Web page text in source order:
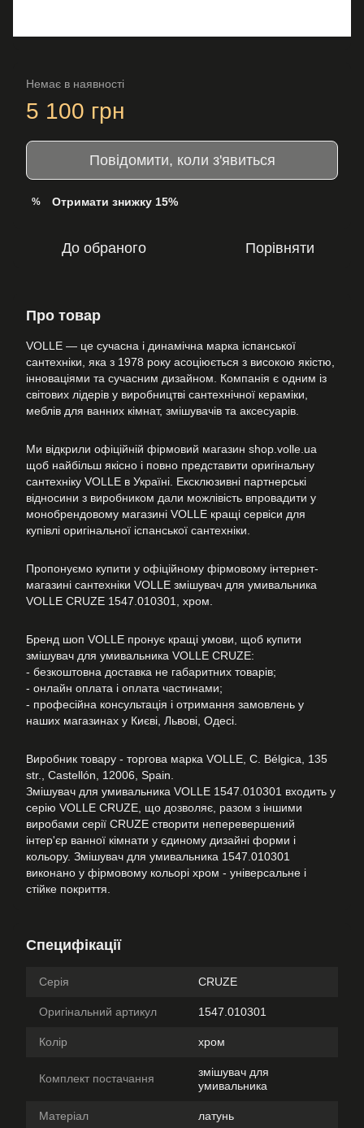
Немає в наявності
5 100 грн
Повідомити, коли з'явиться
% Отримати знижку 15%
До обраного Порівняти
Про товар
VOLLE — це сучасна і динамічна марка іспанської
сантехніки, яка з 1978 року асоціюється з високою якістю,
інноваціями та сучасним дизайном. Компанія є одним із
світових лідерів у виробництві сантехнічної кераміки,
меблів для ванних кімнат, змішувачів та аксесуарів.
Ми відкрили офіційній фірмовий магазин shop.volle.ua
щоб найбільш якісно і повно представити оригінальну
сантехніку VOLLE в Україні. Ексклюзивні партнерські
відносини з виробником дали можлівість впровадити у
монобрендовому магазині VOLLE кращі сервіси для
купівлі оригінальної іспанської сантехніки.
Пропонуємо купити у офіційному фірмовому інтернет-
магазині сантехніки VOLLE змішувач для умивальника
VOLLE CRUZE 1547.010301, хром.
Бренд шоп VOLLE пронує кращі умови, щоб купити
змішувач для умивальника VOLLE CRUZE:
- безкоштовна доставка не габаритних товарів;
- онлайн оплата і оплата частинами;
- професійна консультація і отримання замовлень у
наших магазинах у Києві, Львові, Одесі.
Виробник товару - торгова марка VOLLE, C. Bélgica, 135
str., Castellón, 12006, Spain.
Змішувач для умивальника VOLLE 1547.010301 входить у
серію VOLLE CRUZE, що дозволяє, разом з іншими
виробами серії CRUZE створити неперевершений
інтер'єр ванної кімнати у єдиному дизайні форми і
кольору. Змішувач для умивальника 1547.010301
виконано у фірмовому кольорі хром - універсальне і
стійке покриття.
Специфікації
Серія CRUZE
Оригінальний артикул 1547.010301
Колір хром
Комплект постачання
змішувач для
умивальника
Матеріал латунь